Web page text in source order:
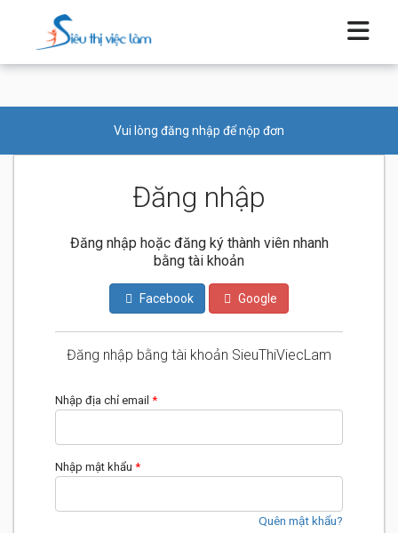
Vui lòng đăng nhập để nộp đơn
Đăng nhập
Đăng nhập hoặc đăng ký thành viên nhanh
bằng tài khoản
Facebook Google
Đăng nhập bằng tài khoản SieuThiViecLam
Nhập địa chỉ email *
Nhập mật khẩu *
Quên mật khẩu?